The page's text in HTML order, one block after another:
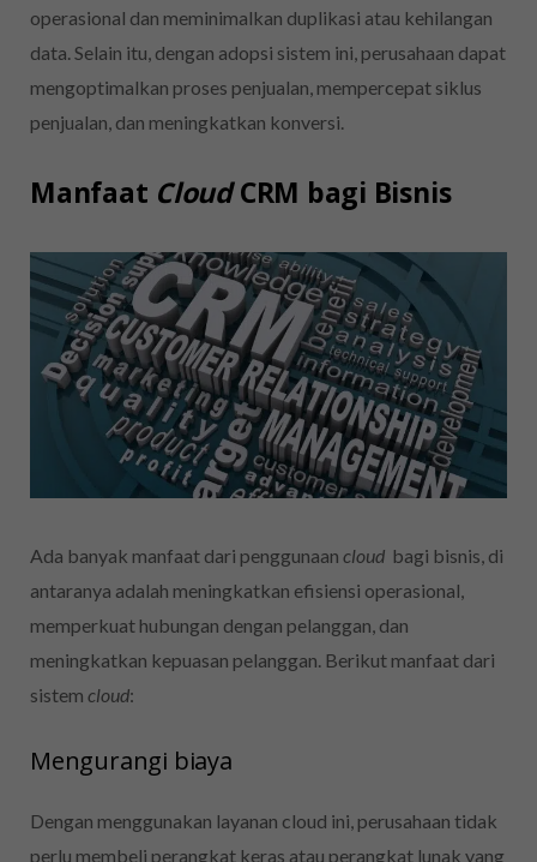
operasional dan meminimalkan duplikasi atau kehilangan
data. Selain itu, dengan adopsi sistem ini, perusahaan dapat
mengoptimalkan proses penjualan, mempercepat siklus
penjualan, dan meningkatkan konversi.
Manfaat CloudCRM bagi Bisnis
Ada banyak manfaat dari penggunaan cloud bagi bisnis, di
antaranya adalah meningkatkan efisiensi operasional,
memperkuat hubungan dengan pelanggan, dan
meningkatkan kepuasan pelanggan. Berikut manfaat dari
sistem cloud:
Mengurangi biaya
Dengan menggunakan layanan cloud ini, perusahaan tidak
perlu membeli perangkat keras atau perangkat lunak yang